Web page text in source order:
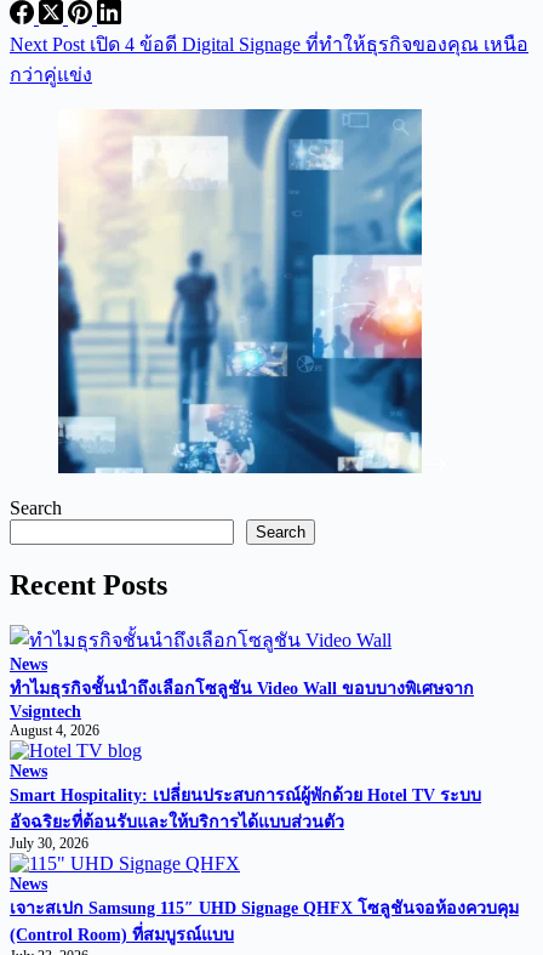
Next Post เปิด 4 ข้อดี Digital Signage ที่ทำให้ธุรกิจของคุณ เหนือ
กว่าคู่แข่ง
Search
Search
Recent Posts
News
ทำไมธุรกิจชั้นนำถึงเลือกโซลูชัน Video Wall ขอบบางพิเศษจาก
Vsigntech
August 4, 2026
News
Smart Hospitality: เปลี่ยนประสบการณ์ผู้พักด้วย Hotel TV ระบบ
อัจฉริยะที่ต้อนรับและให้บริการได้แบบส่วนตัว
July 30, 2026
News
เจาะสเปก Samsung 115″ UHD Signage QHFX โซลูชันจอห้องควบคุม
(Control Room) ที่สมบูรณ์แบบ